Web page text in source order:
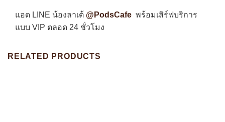
แอด LINE น้องลาเต้ @PodsCafe พร้อมเสิร์ฟบริการ
แบบ VIP ตลอด 24 ชั่วโมง
RELATED PRODUCTS